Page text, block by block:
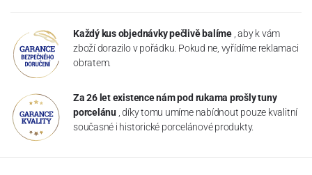
Každý kus objednávky pečlivě balíme , aby k vám
zboží dorazilo v pořádku. Pokud ne, vyřídíme reklamaci
obratem.
Za 26 let existence nám pod rukama prošly tuny
porcelánu , díky tomu umíme nabídnout pouze kvalitní
současné i historické porcelánové produkty.